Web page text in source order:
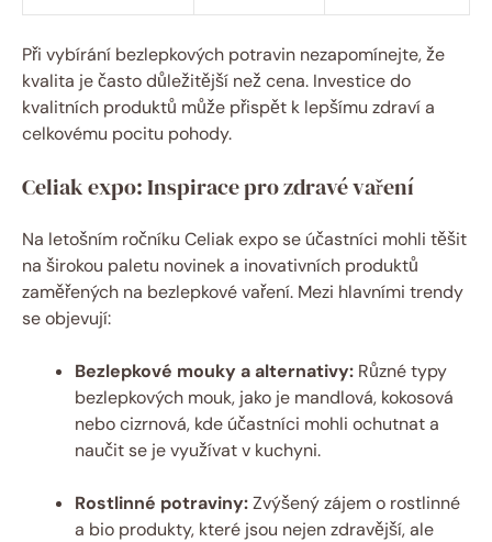
Při vybírání bezlepkových potravin nezapomínejte, že‍
kvalita je často důležitější než cena. Investice⁢ do
kvalitních produktů může přispět k lepšímu zdraví a
celkovému pocitu pohody.
Celiak ⁢expo: Inspirace ​pro zdravé vaření
Na letošním ročníku Celiak expo se účastníci mohli těšit
na širokou paletu novinek a inovativních produktů
zaměřených na bezlepkové vaření. Mezi hlavními trendy
⁤se objevují:
Bezlepkové mouky a alternativy: ‍Různé typy
bezlepkových‍ mouk,⁤ jako je mandlová,⁣ kokosová
nebo cizrnová,​ kde ⁣účastníci mohli ochutnat a
naučit se je ‍využívat ⁢v kuchyni.
Rostlinné potraviny:⁤Zvýšený zájem‌ o rostlinné
a ​bio produkty,​ které jsou nejen zdravější, ale⁢